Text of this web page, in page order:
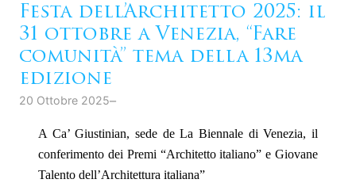
Festa dell’Architetto 2025: il
31 ottobre a Venezia, “Fare
comunità” tema della 13ma
edizione
20 Ottobre 2025–
A Ca’ Giustinian, sede de La Biennale di Venezia, il
conferimento dei Premi “Architetto italiano” e Giovane
Talento dell’Architettura italiana”